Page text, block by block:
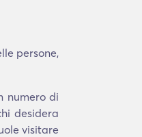
persone,
numero di
desidera
visitare